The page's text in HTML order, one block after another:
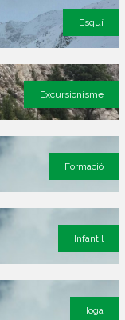
Esquí
Excursionisme
Formació
Infantil
Ioga